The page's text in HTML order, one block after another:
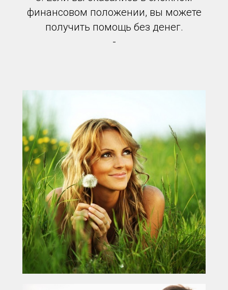
финансовом положении, вы можете
получить помощь без денег.
-